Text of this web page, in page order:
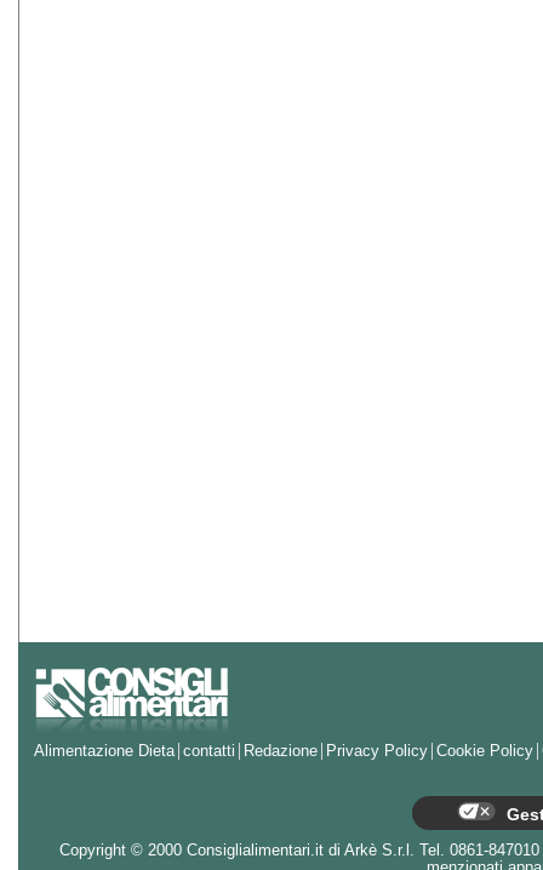
Alimentazione Dieta contatti Redazione Privacy Policy Cookie Policy
Copyright © 2000 Consiglialimentari.it di Arkè S.r.l. Tel. 0861-